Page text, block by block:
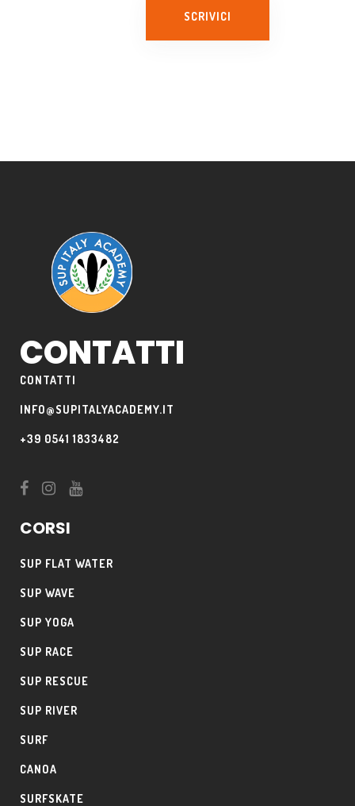
CONTATTI
CONTATTI
INFO@SUPITALYACADEMY.IT
+39 0541 1833482
CORSI
SUP FLAT WATER
SUP WAVE
SUP YOGA
SUP RACE
SUP RESCUE
SUP RIVER
SURF
CANOA
SURFSKATE